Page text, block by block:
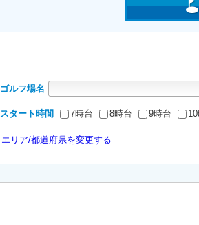
ゴルフ場名
スタート時間 7時台 8時台 9時台
エリア/都道府県を変更する